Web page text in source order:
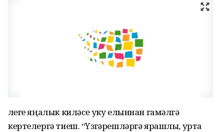
Әлеге яңалык киләсе уку елыннан гамәлгә
кертелергә тиеш. “Үзгәрешләргә ярашлы, урта